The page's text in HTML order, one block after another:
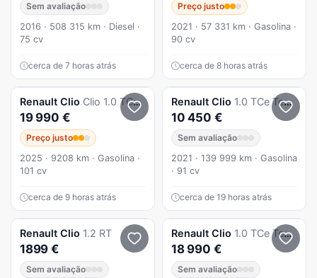
Sem avaliação
2016 · 508 315 km · Diesel ·
75 cv
cerca de 7 horas atrás
Preço justo
2021 · 57 331 km · Gasolina ·
90 cv
cerca de 8 horas atrás
Renault Clio Clio 1.0 TCe Evolution Bi-Fuel
19 990 €
Preço justo
2025 · 9208 km · Gasolina ·
101 cv
cerca de 9 horas atrás
Renault Clio 1.0 TCe Techno
10 450 €
Sem avaliação
2021 · 139 999 km · Gasolina
· 91 cv
cerca de 19 horas atrás
Renault Clio 1.2 RT
1899 €
Sem avaliação
Renault Clio 1.0 TCe Techno Bi-Fuel
18 990 €
Sem avaliação